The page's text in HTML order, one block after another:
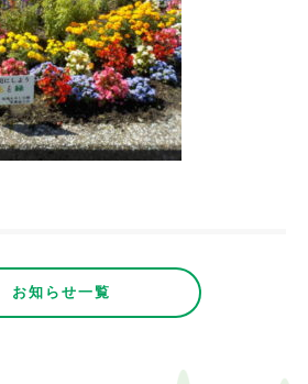
お知らせ一覧